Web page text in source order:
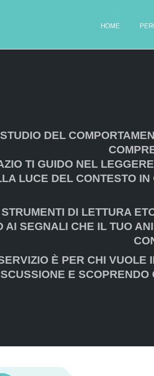
HOME
DEL
TI GUIDO NEL
LUCE DEL CONTESTO
DI LETTURA
AI SEGNALI CHE IL TUO
È PER CHI VUOLE
E